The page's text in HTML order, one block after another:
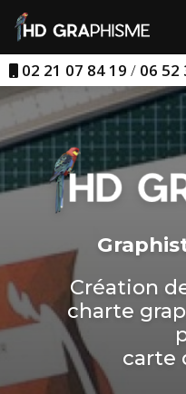
au
contenu
principal
02 21 07 84 19 / 06 52
Création
charte
carte